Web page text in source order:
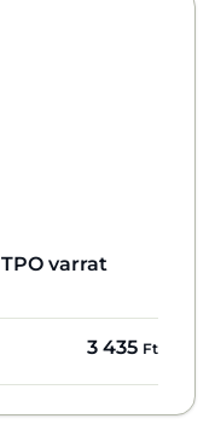
varrat
3 435 Ft